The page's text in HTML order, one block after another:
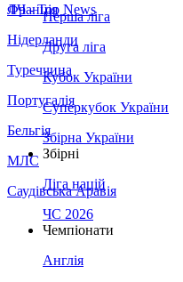
Франція
Нідерланди
Туреччина
Португалія
Бельгія
МЛС
Саудівська Аравія
ЛЧ - Top News
Перша ліга
Друга ліга
Кубок України
Суперкубок України
Збірна України
Збірні
Ліга націй
ЧС 2026
Чемпіонати
Англія